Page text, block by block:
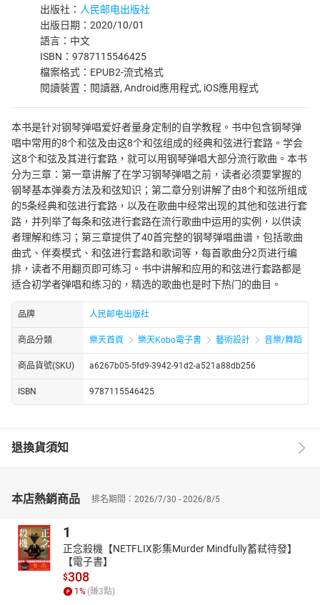
出版社： 人民邮电出版社
出版日期：2020/10/01
語言：中文
ISBN：9787115546425
檔案格式：EPUB2-流式格式
閱讀裝置：閱讀器, Android應用程式, iOS應用程式
本书是针对钢琴弹唱爱好者量身定制的自学教程。书中包含钢琴弹
唱中常用的8个和弦及由这8个和弦组成的经典和弦进行套路。学会
这8个和弦及其进行套路，就可以用钢琴弹唱大部分流行歌曲。本书
分为三章：第一章讲解了在学习钢琴弹唱之前，读者必须要掌握的
钢琴基本弹奏方法及和弦知识；第二章分别讲解了由8个和弦所组成
的5条经典和弦进行套路，以及在歌曲中经常出现的其他和弦进行套
路，并列举了每条和弦进行套路在流行歌曲中运用的实例，以供读
者理解和练习；第三章提供了40首完整的钢琴弹唱曲谱，包括歌曲
曲式、伴奏模式、和弦进行套路和歌词等，每首歌曲分2页进行编
排，读者不用翻页即可练习。书中讲解和应用的和弦进行套路都是
适合初学者弹唱和练习的，精选的歌曲也是时下热门的曲目。
品牌 人民邮电出版社
商品分類 樂天首頁 樂天Kobo電子書 藝術設計 音樂/舞蹈
商品貨號(SKU) a6267b05-5fd9-3942-91d2-a521a88db256
ISBN 9787115546425
退換貨須知
本店熱銷商品 排名期間：2026/7/30 - 2026/8/5
1
正念殺機【NETFLIX影集Murder Mindfully蓄弒待發】
【電子書】
$308
1% (賺3點)